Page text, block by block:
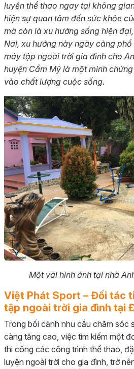
luyện thể thao ngay tại không
hiện sự quan tâm đến sức khỏe
mà còn là xu hướng sống hiện
Nai, xu hướng này ngày càng
máy tập ngoài trời gia đình cho
huyện Cẩm Mỹ là một minh
vào chất lượng cuộc sống.
Một vài hình ảnh tại nhà
Việt Phát Sport – Đối tác
tập ngoài trời gia đình tại
Trong bối cảnh nhu cầu chăm sóc
càng tăng cao, việc tìm kiếm một
thi công các công trình thể thao,
luyện ngoài trời cho gia đình, trở